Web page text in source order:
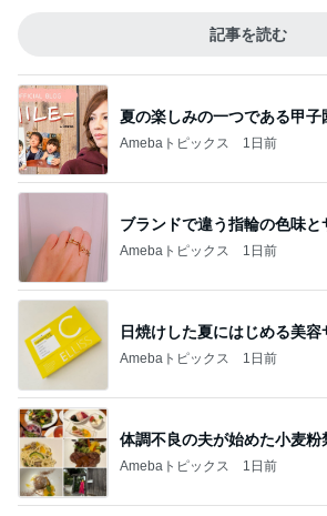
記事を読む
夏の楽しみの一つである甲子
Amebaトピックス 1日前
ブランドで違う指輪の色味と
Amebaトピックス 1日前
日焼けした夏にはじめる美容
Amebaトピックス 1日前
体調不良の夫が始めた小麦粉
Amebaトピックス 1日前